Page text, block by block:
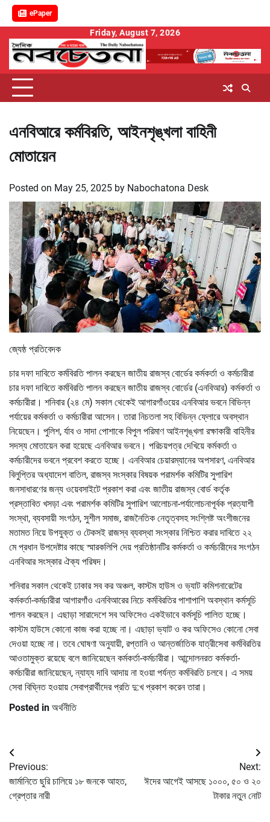
ePaper
content
Friday, August 7, 2026
এনবিআরে কর্মবিরতি, আইনশৃঙ্খলা বাহিনী
মোতায়েন
Posted on May 25, 2025 by Nabochatona Desk
জ্যেষ্ঠ প্রতিবেদক
চার দফা দাবিতে কর্মবিরতি পালন করছেন জাতীয় রাজস্ব বোর্ডের কর্মকর্তা ও কর্মচারীরা
চার দফা দাবিতে কর্মবিরতি পালন করছেন জাতীয় রাজস্ব বোর্ডের (এনবিআর) কর্মকর্তা ও
কর্মচারীরা। শনিবার (২৪ মে) সকাল থেকেই আগারগাঁওয়ের এনবিআর ভবনে বিভিন্ন
পর্যায়ের কর্মকর্তা ও কর্মচারীরা আসেন। তারা নিচতলা সহ বিভিন্ন ফ্লোরে অবস্থান
নিয়েছেন। পুলিশ, র্যাব ও সাদা পোশাকে বিপুল পরিমাণ আইনশৃঙ্খলা রক্ষাকারী বাহিনীর
সদস্য মোতায়েন করা হয়েছে এনবিআর ভবনে। পরিচয়পত্র দেখিয়ে কর্মকর্তা ও
কর্মচারীদের ভবনে প্রবেশ করতে হচ্ছে। এনবিআর চেয়ারম্যানের অপসারণ, এনবিআর
বিলুপ্তির অধ্যাদেশ বাতিল, রাজস্ব সংস্কার বিষয়ক পরামর্শক কমিটির সুপারিশ
জনসাধারণের জন্য ওয়েবসাইটে প্রকাশ করা এবং জাতীয় রাজস্ব বোর্ড কর্তৃক
প্রস্তাবিত খসড়া এবং পরামর্শক কমিটির সুপারিশ আলোচনা-পর্যালোচনাপূর্বক প্রত্যাশী
সংস্থা, ব্যবসায়ী সংগঠন, সুশীল সমাজ, রাজনৈতিক নেতৃত্বসহ সংশ্লিষ্ট অংশীজনের
মতামত নিয়ে উপযুক্ত ও টেকসই রাজস্ব ব্যবস্থা সংস্কার নিশ্চিত করার দাবিতে ২২
মে প্রধান উপদেষ্টার কাছে স্মারকলিপি দেয় প্রতিষ্ঠানটির কর্মকর্তা ও কর্মচারীদের সংগঠন
এনবিআর সংস্কার ঐক্য পরিষদ।
শনিবার সকাল থেকেই ঢাকার সব কর অঞ্চল, কাস্টম হাউস ও ভ্যাট কমিশনারেটের
কর্মকর্তা-কর্মচারীরা আগারগাঁও এনবিআরের নিচে কর্মবিরতির পাশাপাশি অবস্থান কর্মসূচি
পালন করছেন। এছাড়া সারাদেশে সব অফিসেও একইভাবে কর্মসূচি পালিত হচ্ছে।
কাস্টম হাউসে কোনো কাজ করা হচ্ছে না। এছাড়া ভ্যাট ও কর অফিসেও কোনো সেবা
দেওয়া হচ্ছে না। তবে ঘোষণা অনুযায়ী, রপ্তানি ও আন্তর্জাতিক যাত্রীসেবা কর্মবিরতির
আওতামুক্ত রয়েছে বলে জানিয়েছেন কর্মকর্তা-কর্মচারীরা। আন্দোলনরত কর্মকর্তা-
কর্মচারীরা জানিয়েছেন, ন্যায্য দাবি আদায় না হওয়া পর্যন্ত কর্মবিরতি চলবে। এ সময়
সেবা বিঘ্নিত হওয়ায় সেবাপ্রার্থীদের প্রতি দু:খ প্রকাশ করেন তারা।
Posted in অর্থনীতি
Post
navigation
Previous:
জার্মানিতে ছুরি চালিয়ে ১৮ জনকে আহত,
গ্রেপ্তার নারী
Next:
ঈদের আগেই আসছে ১০০০, ৫০ ও ২০
টাকার নতুন নোট